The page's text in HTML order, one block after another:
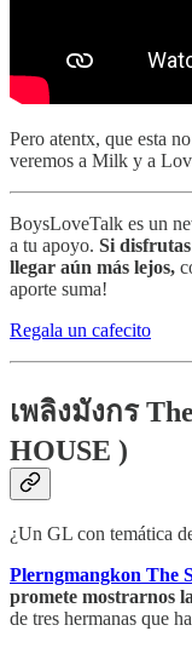
Pero atentx, que esta
veremos a Milk y a
BoysLoveTalk es un
a tu apoyo. Si
llegar aún más lejos,
aporte suma!
Regala un cafecito
เพลิงมังกร
HOUSE )
¿Un GL con temática
Plerngmangkon The
promete mostrarnos
de tres hermanas que